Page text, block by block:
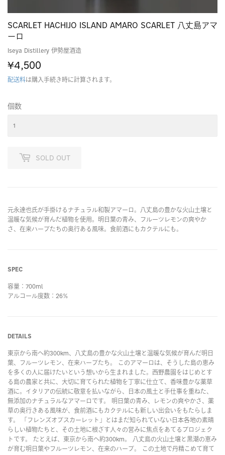
SCARLET HACHIJO ISLAND AMARO SCARLET 八丈島アマ
ーロ
Iseya Distillery 伊勢屋酒造
¥4,500
配送料は購入手続き時に計算されます。
個数
SOLD OUT
元永達也氏が手掛けるナチュラル和製アマーロ。八丈島の豊かな火山土壌と
温暖な気候が育んだ植物を使用。明日葉の青み、フルーツレモンの爽やか
さ、在来ハーブたちの奥行ある風味。食前酒にもカクテルにも。
SPEC
容量：700ml
アルコール度数：26%
DETAILS
東京から南へ約300km、八丈島の豊かな火山土壌と温暖な気候が育んだ明日
葉、フルーツレモン、在来ハーブたち。 このアマーロは、そうした島の恵み
を多くの人に届けたいという想いから生まれました。西野農園をはじめとす
る島の農家と共に、大切に育てられた植物を丁寧に仕立て、香味豊かな薬草
酒に。イタリアの伝統に敬意を払いながら、日本の風土と手仕事を重ねた、
無添加のナチュラルなアマーロです。 明日葉の青み、レモンの爽やかさ、薬
草の奥行きある風味が、食前酒にもカクテルにも新しい出会いをもたらしま
す。 「フレンズオブスカーレット」とはまだ知られていない日本各地の素晴
らしい植物たちと、その土地に根ざす人々の営みに焦点をあてるプロジェク
トです。 たとえば、東京から南へ約300km。 八丈島の火山土壌と黒潮の恵み
が育む明日葉やフルーツレモン、在来のハーブ。 この土地で丹精こめて育て